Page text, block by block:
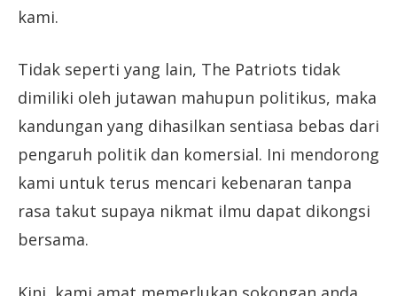
kami.
Tidak seperti yang lain, The Patriots tidak
dimiliki oleh jutawan mahupun politikus, maka
kandungan yang dihasilkan sentiasa bebas dari
pengaruh politik dan komersial. Ini mendorong
kami untuk terus mencari kebenaran tanpa
rasa takut supaya nikmat ilmu dapat dikongsi
bersama.